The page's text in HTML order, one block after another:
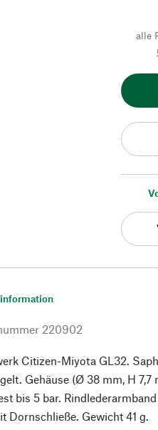
alle
220902
Citizen-Miyota GL32.
Gehäuse (Ø 38 mm, H 7,7
bis 5 bar.
Dornschließe. Gewicht 41 g.